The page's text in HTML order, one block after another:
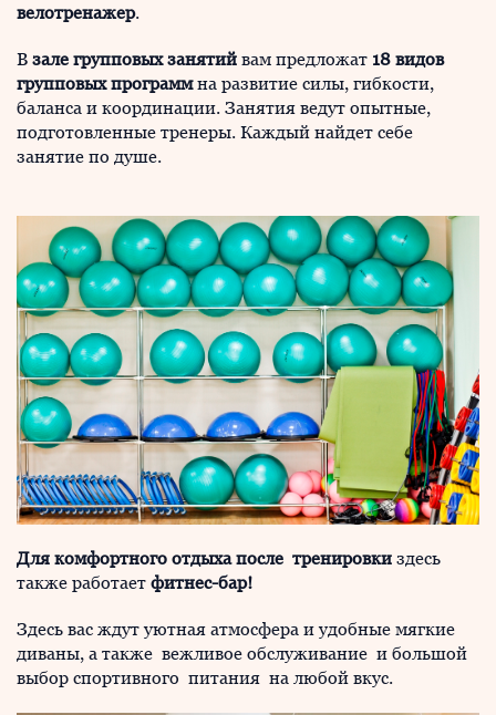
велотренажер.
В зале групповых занятий вам предложат 18 видов
групповых программна развитие силы, гибкости,
баланса и координации. Занятия ведут опытные,
подготовленные тренеры. Каждый найдет себе
занятие по душе.
Для комфортного отдыха после тренировки здесь
также работает фитнес-бар!
Здесь вас ждут уютная атмосфера и удобные мягкие
диваны, а также вежливое обслуживание и большой
выбор спортивного питания на любой вкус.